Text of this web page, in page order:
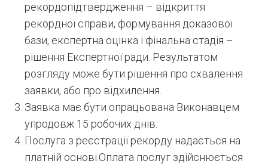
рекордопідтвердження – відкриття
рекордної справи, формування доказової
бази, експертна оцінка і фінальна стадія –
рішення Експертної ради. Результатом
розгляду може бути рішення про схвалення
заявки, або про відхилення.
Заявка має бути опрацьована Виконавцем
упродовж 15 робочих днів.
Послуга з реєстрації рекорду надається на
платній основі.Оплата послуг здійснюється